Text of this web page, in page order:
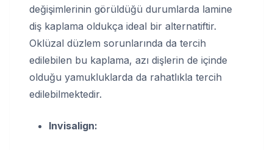
değişimlerinin görüldüğü durumlarda lamine
diş kaplama oldukça ideal bir alternatiftir.
Oklüzal düzlem sorunlarında da tercih
edilebilen bu kaplama, azı dişlerin de içinde
olduğu yamukluklarda da rahatlıkla tercih
edilebilmektedir.
Invisalign: